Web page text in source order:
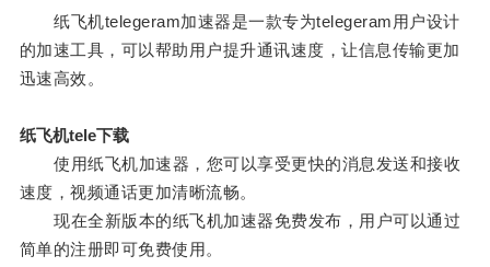
纸飞机telegeram加速器是一款专为telegeram用户设计
的加速工具，可以帮助用户提升通讯速度，让信息传输更加
迅速高效。
纸飞机tele下载
使用纸飞机加速器，您可以享受更快的消息发送和接收
速度，视频通话更加清晰流畅。
现在全新版本的纸飞机加速器免费发布，用户可以通过
简单的注册即可免费使用。